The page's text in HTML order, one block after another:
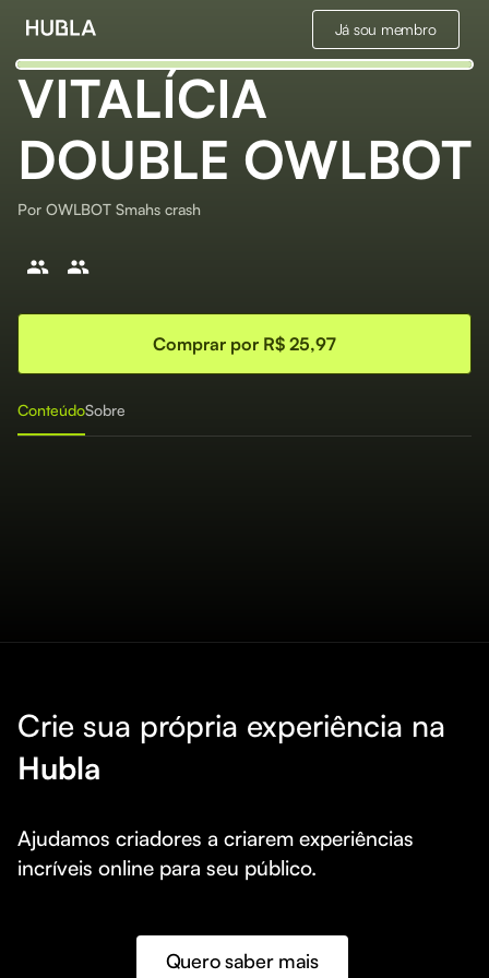
Já sou membro
VITALÍCIA
DOUBLE OWLBOT
Por OWLBOT Smahs crash
Comprar por R$ 25,97
ConteúdoSobre
Crie sua própria experiência na
Hubla
Ajudamos criadores a criarem experiências
incríveis online para seu público.
Quero saber mais